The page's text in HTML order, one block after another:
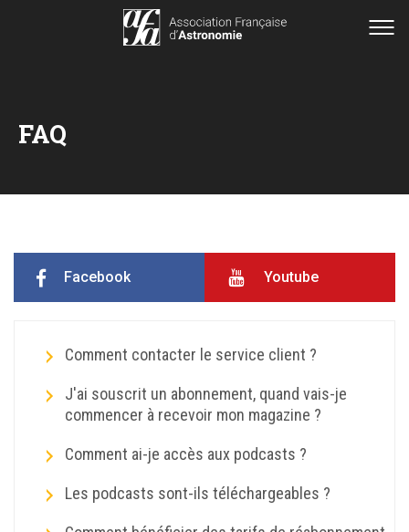
FAQ
Facebook Youtube
Comment contacter le service client ?
J'ai souscrit un abonnement, quand vais-je
commencer à recevoir mon magazine ?
Comment ai-je accès aux podcasts ?
Les podcasts sont-ils téléchargeables ?